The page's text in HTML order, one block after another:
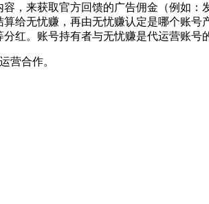
，来获取官方回馈的广告佣金（例如：
给无忧赚，再由无忧赚认定是哪个账号
红。账号持有者与无忧赚是代运营账号
营合作。